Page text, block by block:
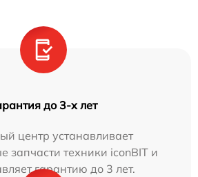
до 3-х лет
центр устанавливает
запчасти техники iconBIT и
гарантию до 3 лет.